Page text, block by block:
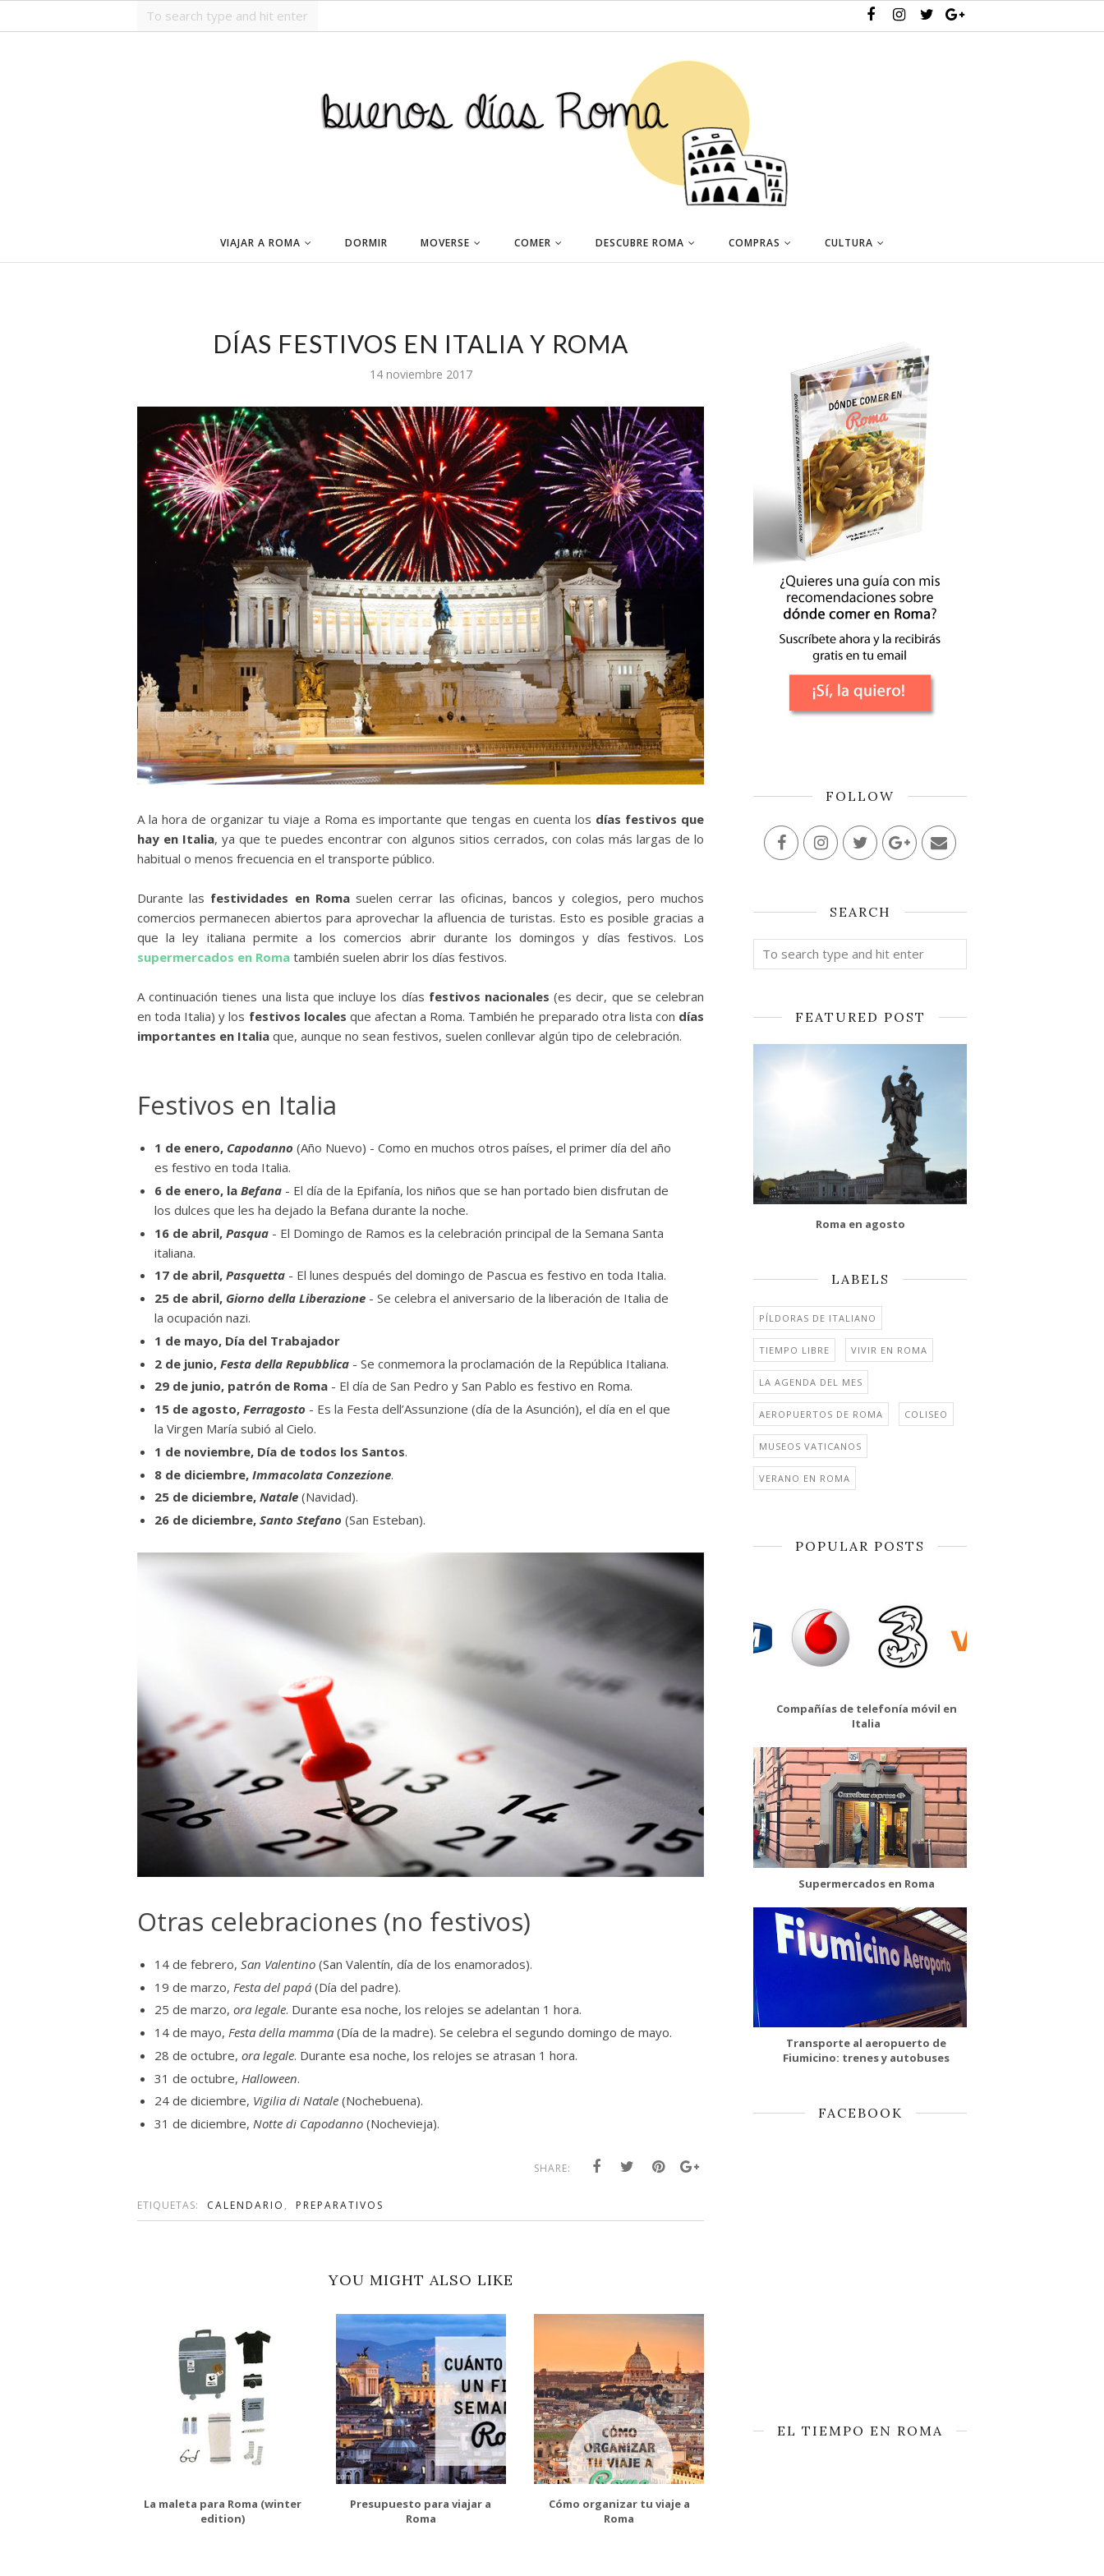
VIAJAR A ROMA DORMIR MOVERSE COMER DESCUBRE ROMA COMPRAS CULTURA
DÍAS FESTIVOS EN ITALIA Y ROMA
14 noviembre 2017
A la hora de organizar tu viaje a Roma es importante que tengas en cuenta los días festivos que
hay en Italia, ya que te puedes encontrar con algunos sitios cerrados, con colas más largas de lo
habitual o menos frecuencia en el transporte público.
Durante las festividades en Romasuelen cerrar las oficinas, bancos y colegios, pero muchos
comercios permanecen abiertos para aprovechar la afluencia de turistas. Esto es posible gracias a
que la ley italiana permite a los comercios abrir durante los domingos y días festivos. Los
supermercados en Roma también suelen abrir los días festivos.
A continuación tienes una lista que incluye los días festivos nacionales (es decir, que se celebran
en toda Italia) y los festivos locales que afectan a Roma. También he preparado otra lista con días
importantes en Italia que, aunque no sean festivos, suelen conllevar algún tipo de celebración.
Festivos en Italia
1 de enero, Capodanno (Año Nuevo) - Como en muchos otros países, el primer día del año
es festivo en toda Italia.
6 de enero, la Befana - El día de la Epifanía, los niños que se han portado bien disfrutan de
los dulces que les ha dejado la Befana durante la noche.
16 de abril, Pasqua - El Domingo de Ramos es la celebración principal de la Semana Santa
italiana.
17 de abril, Pasquetta - El lunes después del domingo de Pascua es festivo en toda Italia.
25 de abril, Giorno della Liberazione - Se celebra el aniversario de la liberación de Italia de
la ocupación nazi.
1 de mayo, Día del Trabajador
2 de junio, Festa della Repubblica - Se conmemora la proclamación de la República Italiana.
29 de junio, patrón de Roma - El día de San Pedro y San Pablo es festivo en Roma.
15 de agosto, Ferragosto - Es la Festa dell’Assunzione (día de la Asunción), el día en el que
la Virgen María subió al Cielo.
1 de noviembre, Día de todos los Santos.
8 de diciembre, Immacolata Conzezione.
25 de diciembre, Natale (Navidad).
26 de diciembre, Santo Stefano (San Esteban).
Otras celebraciones (no festivos)
14 de febrero, San Valentino (San Valentín, día de los enamorados).
19 de marzo, Festa del papá (Día del padre).
25 de marzo, ora legale. Durante esa noche, los relojes se adelantan 1 hora.
14 de mayo, Festa della mamma (Día de la madre). Se celebra el segundo domingo de mayo.
28 de octubre, ora legale. Durante esa noche, los relojes se atrasan 1 hora.
31 de octubre, Halloween.
24 de diciembre, Vigilia di Natale (Nochebuena).
31 de diciembre, Notte di Capodanno (Nochevieja).
SHARE:
ETIQUETAS: CALENDARIO , PREPARATIVOS
YOU MIGHT ALSO LIKE
La maleta para Roma (winter
edition)
Presupuesto para viajar a
Roma
Cómo organizar tu viaje a
Roma
FOLLOW
SEARCH
FEATURED POST
Roma en agosto
LABELS
PÍLDORAS DE ITALIANO
TIEMPO LIBRE VIVIR EN ROMA
LA AGENDA DEL MES
AEROPUERTOS DE ROMA COLISEO
MUSEOS VATICANOS
VERANO EN ROMA
POPULAR POSTS
Compañías de telefonía móvil en
Italia
Supermercados en Roma
Transporte al aeropuerto de
Fiumicino: trenes y autobuses
FACEBOOK
EL TIEMPO EN ROMA